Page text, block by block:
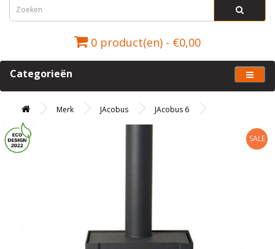
0 product(en) - €0,00
Categorieën
Merk JAcobus JAcobus 6
SALE